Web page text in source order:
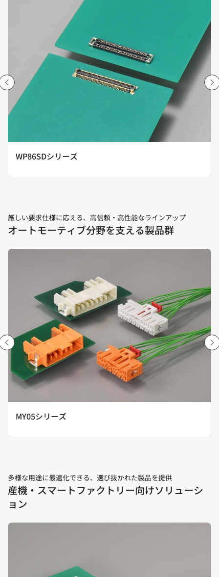
WP86SDシリーズ
厳しい要求仕様に応える、高信頼・高性能なラインアップ
オートモーティブ分野を支える製品群
MY05シリーズ
多様な用途に最適化できる、選び抜かれた製品を提供
産機・スマートファクトリー向けソリューシ
ョン